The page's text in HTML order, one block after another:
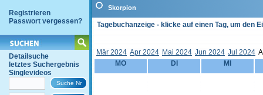
Registrieren
Passwort vergessen?
Detailsuche
letztes Suchergebnis
Singlevideos
Skorpion
Tagebuchanzeige - klicke auf einen Tag, um den
Mär 2024 Apr 2024 Mai 2024 Jun 2024 Jul 2024
MO
DI MI